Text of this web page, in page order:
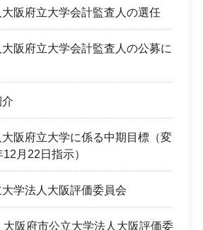
阪府立大学会計監査人の選任
阪府立大学会計監査人の公募に
阪府立大学に係る中期目標（変
月22日指示）
学法人大阪評価委員会
阪府市公立大学法人大阪評価委